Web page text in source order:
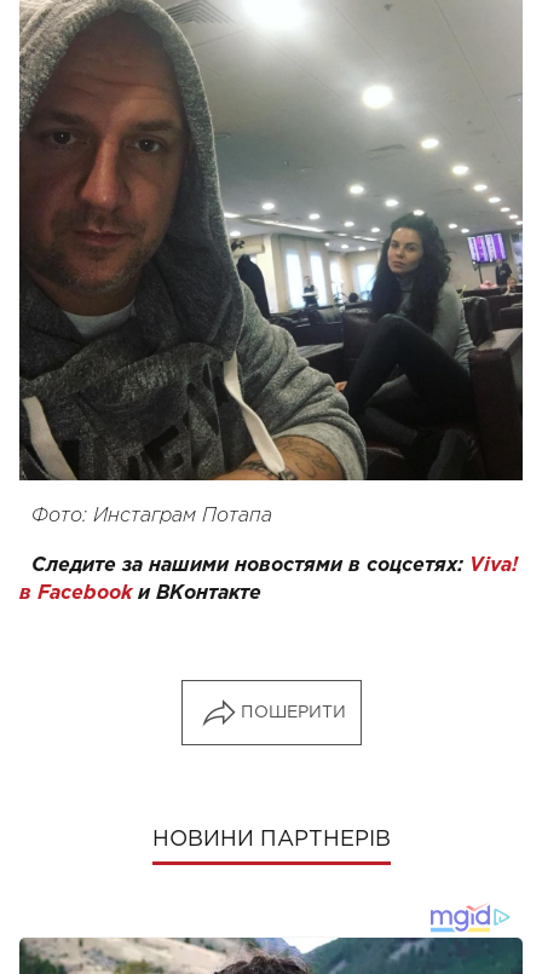
Фото: Инстаграм Потапа
Следите за нашими новостями в соцсетях: Viva!
в Facebookи ВКонтакте
ПОШЕРИТИ
НОВИНИ ПАРТНЕРІВ